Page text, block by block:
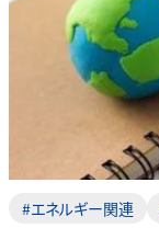
#エネルギー関連